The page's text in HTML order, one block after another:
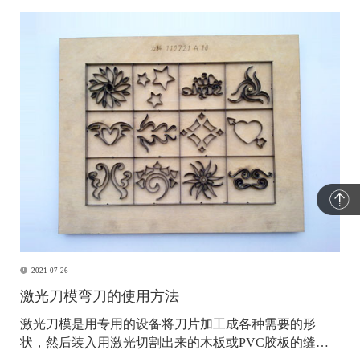
2021-07-26
激光刀模弯刀的使用方法
激光刀模是用专用的设备将刀片加工成各种需要的形
状，然后装入用激光切割出来的木板或PVC胶板的缝隙